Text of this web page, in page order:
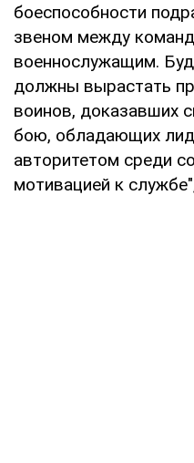
боеспособности
звеном между
военнослужащим.
должны вырастать
воинов, доказавших
бою, обладающих
авторитетом среди
мотивацией к